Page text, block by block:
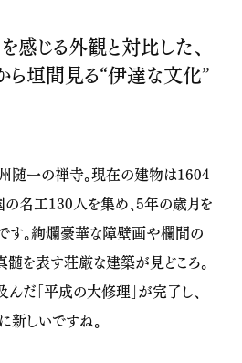
感じる外観と対比した、
垣間見る“伊達な文化”
随一の禅寺。現在の建物は1604
名工130人を集め、5年の歳月を
す。絢爛豪華な障壁画や欄間の
を表す荘厳な建築が見どころ。
だ「平成の大修理」が完了し、
新しいですね。